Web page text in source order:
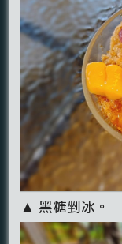
▲ 黑糖剉冰。